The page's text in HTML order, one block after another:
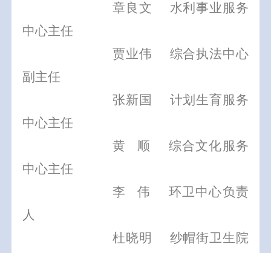
章良文
水利事业服务
中心主任
贾业伟
综合执法中心
副主任
张新国
计划生育服务
中心主任
黄
顺
综合文化服务
中心主任
李
伟
环卫中心负责
人
杜晓明
纱帽街卫生院